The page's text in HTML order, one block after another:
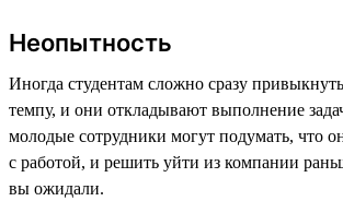
Неопытность
Иногда студентам сложно сразу
темпу, и они откладывают выполнение
молодые сотрудники могут подумать, что
с работой, и решить уйти из компании
вы ожидали.